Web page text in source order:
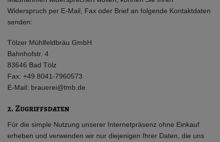
Widerspruch per E-Mail, Fax oder Brief an folgende Kontaktdaten
senden:
Tölzer Mühlfeldbräu GmbH
Bahnhofstr. 4
83646 Bad Tölz
Fax: +49 8041-7960573
E-Mail: brauerei@tmb.de
2. Zugriffsdaten
Für die simple Nutzung unserer Internetpräsenz ohne Einkauf
erheben und verwenden wir nur diejenigen Ihrer Daten, die uns